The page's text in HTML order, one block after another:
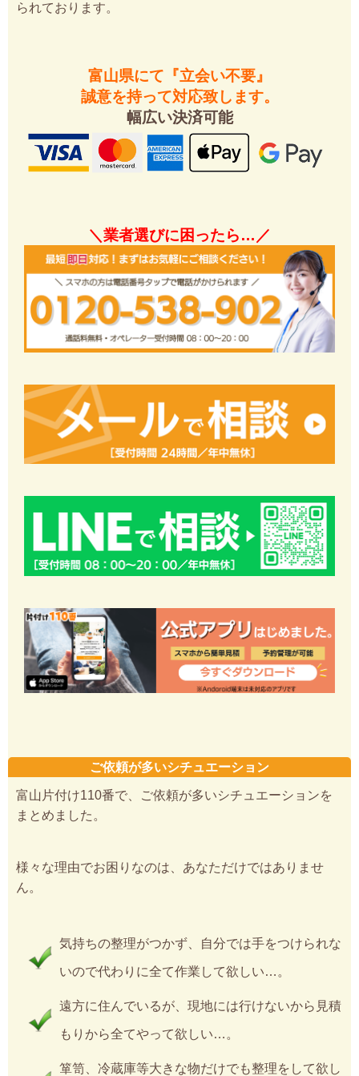
られております。
富山県にて『立会い不要』
誠意を持って対応致します。
幅広い決済可能
＼業者選びに困ったら…／
ご依頼が多いシチュエーション
富山片付け110番で、ご依頼が多いシチュエーションを
まとめました。
様々な理由でお困りなのは、あなただけではありませ
ん。
気持ちの整理がつかず、自分では手をつけられな
いので代わりに全て作業して欲しい…。
遠方に住んでいるが、現地には行けないから見積
もりから全てやって欲しい…。
箪笥、冷蔵庫等大きな物だけでも整理をして欲し